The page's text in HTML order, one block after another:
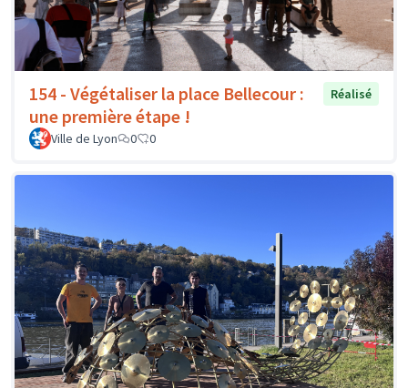
154 - Végétaliser la place Bellecour :
une première étape !
Réalisé
Ville de Lyon 0 0